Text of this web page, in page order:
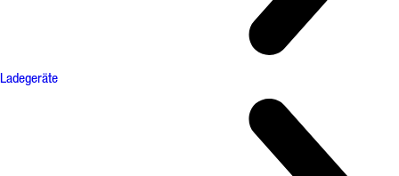
Ladegeräte